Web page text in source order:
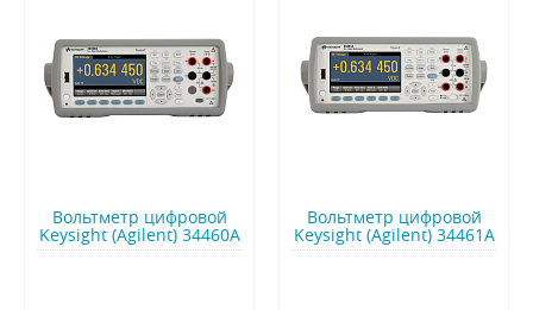
Вольтметр цифровой
Keysight (Agilent) 34460A
Вольтметр цифровой
Keysight (Agilent) 34461A